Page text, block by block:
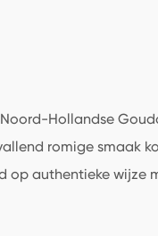
Hollandse
romige smaak
op authentieke wijze